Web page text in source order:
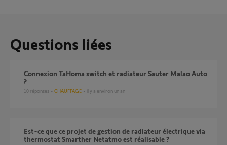
Questions liées
Connexion TaHoma switch et radiateur Sauter Malao Auto
?
10 réponses CHAUFFAGE il y a environ un an
Est-ce que ce projet de gestion de radiateur électrique via
thermostat Smarther Netatmo est réalisable ?